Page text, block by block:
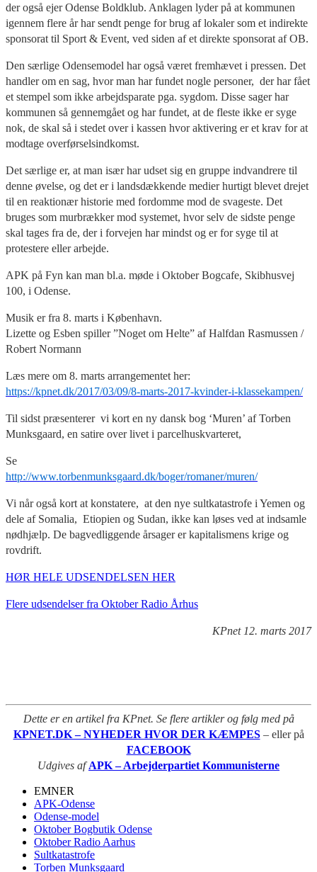
der også ejer Odense Boldklub. Anklagen lyder på at kommunen
igennem flere år har sendt penge for brug af lokaler som et indirekte
sponsorat til Sport & Event, ved siden af et direkte sponsorat af OB.
Den særlige Odensemodel har også været fremhævet i pressen. Det
handler om en sag, hvor man har fundet nogle personer, der har fået
et stempel som ikke arbejdsparate pga. sygdom. Disse sager har
kommunen så gennemgået og har fundet, at de fleste ikke er syge
nok, de skal så i stedet over i kassen hvor aktivering er et krav for at
modtage overførselsindkomst.
Det særlige er, at man især har udset sig en gruppe indvandrere til
denne øvelse, og det er i landsdækkende medier hurtigt blevet drejet
til en reaktionær historie med fordomme mod de svageste. Det
bruges som murbrækker mod systemet, hvor selv de sidste penge
skal tages fra de, der i forvejen har mindst og er for syge til at
protestere eller arbejde.
APK på Fyn kan man bl.a. møde i Oktober Bogcafe, Skibhusvej
100, i Odense.
Musik er fra 8. marts i København.
Lizette og Esben spiller ”Noget om Helte” af Halfdan Rasmussen /
Robert Normann
Læs mere om 8. marts arrangementet her:
https://kpnet.dk/2017/03/09/8-marts-2017-kvinder-i-klassekampen/
Til sidst præsenterer vi kort en ny dansk bog ‘Muren’ af Torben
Munksgaard, en satire over livet i parcelhuskvarteret,
Se
http://www.torbenmunksgaard.dk/boger/romaner/muren/
Vi når også kort at konstatere, at den nye sultkatastrofe i Yemen og
dele af Somalia, Etiopien og Sudan, ikke kan løses ved at indsamle
nødhjælp. De bagvedliggende årsager er kapitalismens krige og
rovdrift.
HØR HELE UDSENDELSEN HER
Flere udsendelser fra Oktober Radio Århus
KPnet 12. marts 2017
Dette er en artikel fra KPnet. Se flere artikler og følg med på
KPNET.DK – NYHEDER HVOR DER KÆMPES – eller på
FACEBOOK
Udgives afAPK – Arbejderpartiet Kommunisterne
EMNER
APK-Odense
Odense-model
Oktober Bogbutik Odense
Oktober Radio Aarhus
Sultkatastrofe
Torben Munksgaard